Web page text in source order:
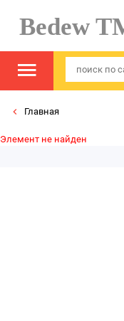
Bedew
Главная
Элемент не найден